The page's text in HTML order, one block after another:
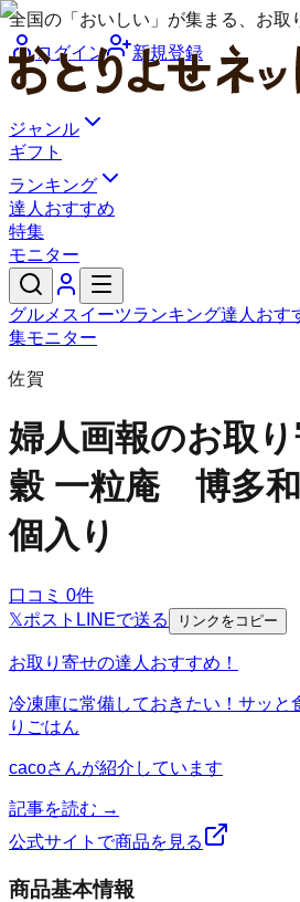
全国の「おいしい」が集まる、お取
ログイン
新規登録
ジャンル
ギフト
ランキング
達人おすすめ
特集
モニター
グルメ スイーツランキング達人おす
集モニター
佐賀
婦人画報のお取
穀 一粒庵 博多
個入り
口コミ 0件
𝕏ポスト LINEで送る リンクをコピー
お取り寄せの達人おすすめ！
冷凍庫に常備しておきたい！サッと
りごはん
cacoさんが紹介しています
記事を読む →
公式サイトで商品を見る
商品基本情報